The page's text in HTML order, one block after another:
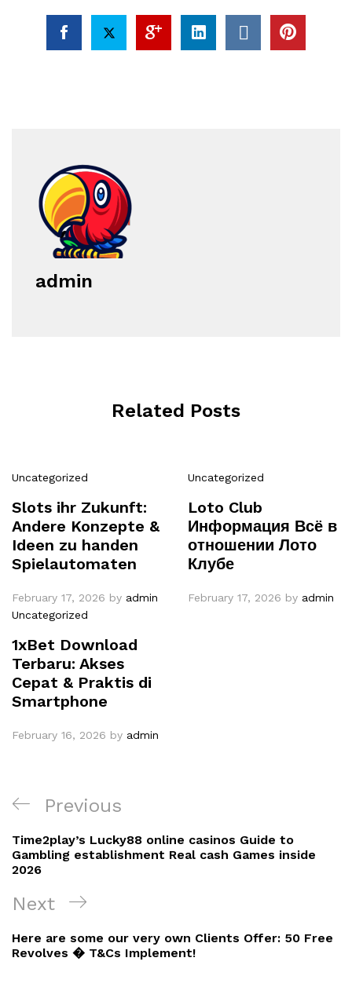
admin
Related Posts
Uncategorized
Slots ihr Zukunft:
Andere Konzepte &
Ideen zu handen
Spielautomaten
February 17, 2026 by admin
Uncategorized
Loto Club
Информация Всё в
отношении Лото
Клубе
February 17, 2026 by admin
Uncategorized
1xBet Download
Terbaru: Akses
Cepat & Praktis di
Smartphone
February 16, 2026 by admin
Post
navigation
Previous
Post
Previous
Time2play’s Lucky88 online casinos Guide to
Gambling establishment Real cash Games inside
2026
Next
Post
Next
Here are some our very own Clients Offer: 50 Free
Revolves � T&Cs Implement!